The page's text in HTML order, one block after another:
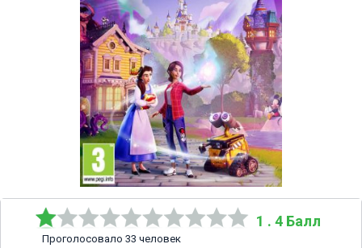
1 . 4 Балл
Проголосовало 33 человек